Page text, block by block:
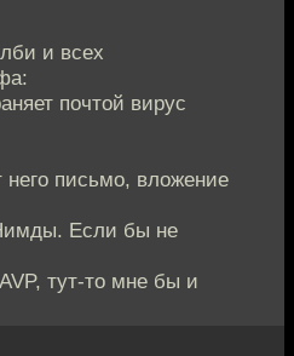
и всех
почтой вирус
него письмо, вложение
Если бы не
тут-то мне бы и